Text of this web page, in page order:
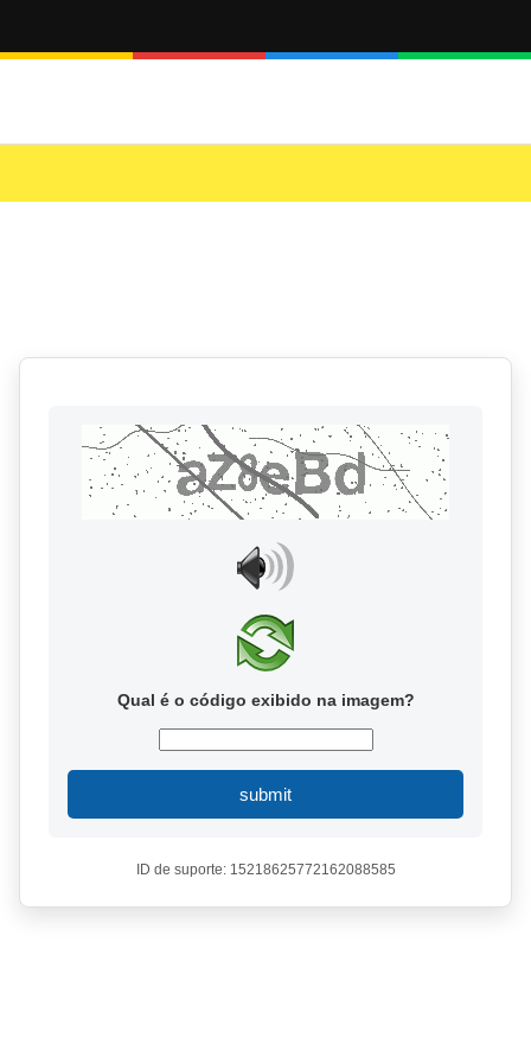
Qual é o código exibido na imagem?
submit
ID de suporte: 15218625772162088585